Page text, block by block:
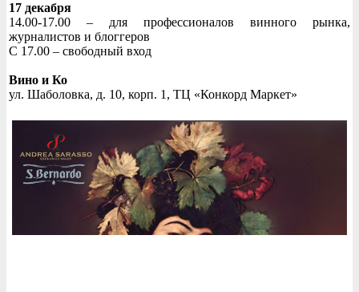
17 декабря
14.00-17.00 – для профессионалов винного рынка,
журналистов и блоггеров
С 17.00 – свободный вход
Вино и Ко
ул. Шаболовка, д. 10, корп. 1, ТЦ «Конкорд Маркет»